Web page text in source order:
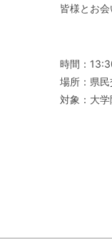
皆様とお会
時間：
場所：県
対象：大